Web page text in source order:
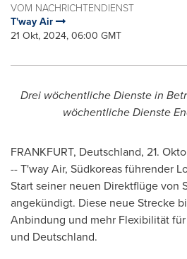
VOM NACHRICHTENDIENST
T'way Air
21 Okt, 2024, 06:00 GMT
Drei wöchentliche Dienste in
wöchentliche Dienste
FRANKFURT, Deutschland, 21.
-- T'way Air, Südkoreas führender
Start seiner neuen Direktflüge von
angekündigt. Diese neue Strecke
Anbindung und mehr Flexibilität
und Deutschland.